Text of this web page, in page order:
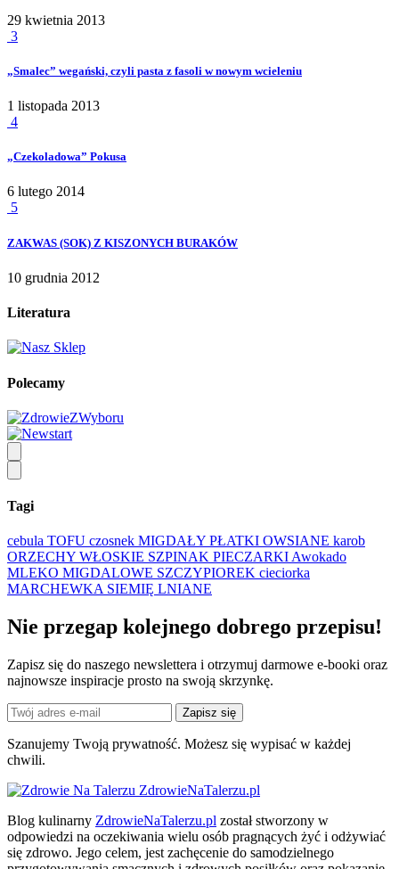
29 kwietnia 2013
3
„Smalec” wegański, czyli pasta z fasoli w nowym wcieleniu
1 listopada 2013
4
„Czekoladowa” Pokusa
6 lutego 2014
5
ZAKWAS (SOK) Z KISZONYCH BURAKÓW
10 grudnia 2012
Literatura
Polecamy
Tagi
cebula TOFU czosnek MIGDAŁY PŁATKI OWSIANE karob
ORZECHY WŁOSKIE SZPINAK PIECZARKIAwokado
MLEKO MIGDALOWE SZCZYPIOREK cieciorka
MARCHEWKA SIEMIĘ LNIANE
Nie przegap kolejnego dobrego przepisu!
Zapisz się do naszego newslettera i otrzymuj darmowe e-booki oraz
najnowsze inspiracje prosto na swoją skrzynkę.
Zapisz się
Szanujemy Twoją prywatność. Możesz się wypisać w każdej
chwili.
ZdrowieNaTalerzu.pl
Blog kulinarny ZdrowieNaTalerzu.pl został stworzony w
odpowiedzi na oczekiwania wielu osób pragnących żyć i odżywiać
się zdrowo. Jego celem, jest zachęcenie do samodzielnego